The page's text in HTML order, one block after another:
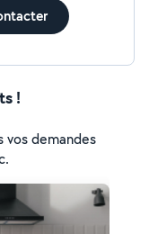
!
vos demandes